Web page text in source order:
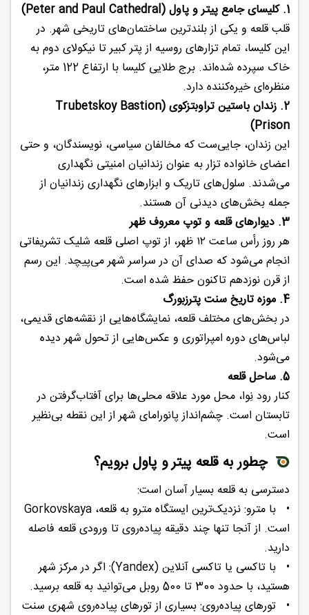
1. کلیسای جامع پیتر و پاول (Peter and Paul Cathedral)
قلب قلعه و یکی از بلندترین ساختمان‌های تاریخی شهر. در
این کلیسا، تمام تزارهای روسیه از پتر کبیر تا نیکولای دوم به
خاک سپرده شده‌اند. برج طلایی کلیسا با ارتفاع 122 متر،
منظره‌ای خیره‌کننده دارد.
2. زندان باستین تراوبتزکوی (Trubetskoy Bastion
Prison)
این زندان، جایی‌ست که مخالفان سیاسی، نویسندگان، و حتی
اعضای خانواده تزار به عنوان زندانیان امنیتی نگهداری
می‌شدند. سلول‌های تاریک و ابزارهای نگهداری زندانیان از
جمله بخش‌های دیدنی آن هستند.
3. دیوارهای قلعه و توپ معروف ظهر
هر روز رأس ساعت ۱۲ ظهر، از توپ اصلی قلعه شلیک تشریفاتی
انجام می‌شود که صدای آن در سراسر شهر می‌پیچد. این رسم
از قرن نوزدهم تاکنون حفظ شده است.
4. موزه تاریخ سنت پترزبورگ
در بخش‌های مختلف قلعه، نمایشگاه‌هایی از نقشه‌های قدیمی،
لباس‌های دوره امپراتوری و عکس‌هایی از تحول شهر دیده
می‌شود.
5. ساحل قلعه
کنار رود نِوا، محل مورد علاقه محلی‌ها برای آفتاب‌گرفتن در
تابستان است. چشم‌انداز پانورامای شهر از این نقطه بی‌نظیر
است.
چطور به قلعه پیتر و پاول برویم؟
دسترسی به قلعه بسیار آسان است:
•
با مترو: نزدیک‌ترین ایستگاه مترو به قلعه، Gorkovskaya
است. از آنجا تنها چند دقیقه پیاده‌روی تا ورودی قلعه فاصله
دارید.
•
با تاکسی یا تاکسی آنلاین (Yandex): اگر در مرکز شهر
هستید، با حدود 300 تا 500 روبل می‌توانید به قلعه برسید.
• تورهای پیاده‌روی: بسیاری از تورهای پیاده‌روی شهری سنت